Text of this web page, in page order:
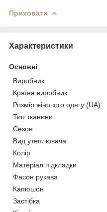
Приховати
Характеристики
Основні
Виробник
Країна виробник
Розмір жіночого одягу (UA)
Тип тканини
Сезон
Вид утеплювача
Колір
Матеріал підкладки
Фасон рукава
Капюшон
Застібка